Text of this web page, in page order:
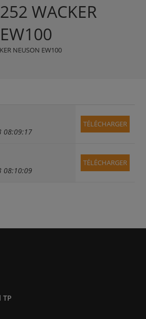
WACKER
NEUSON EW100
08:09:17
TÉLÉCHARGER
08:10:09
TÉLÉCHARGER